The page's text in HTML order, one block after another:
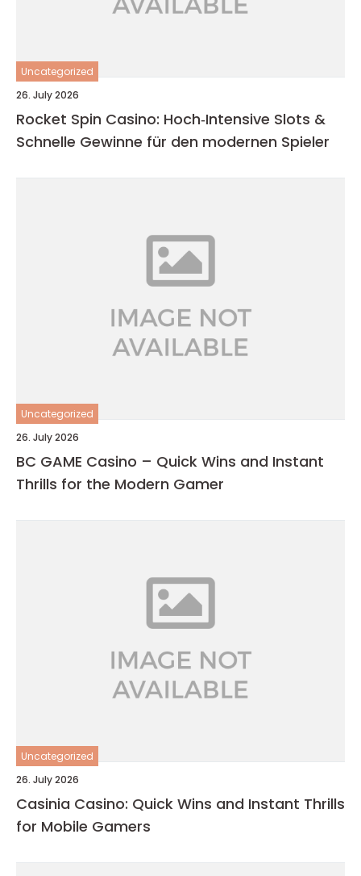
Uncategorized
26. July 2026
Rocket Spin Casino: Hoch‑Intensive Slots &
Schnelle Gewinne für den modernen Spieler
Uncategorized
26. July 2026
BC GAME Casino – Quick Wins and Instant
Thrills for the Modern Gamer
Uncategorized
26. July 2026
Casinia Casino: Quick Wins and Instant Thrills
for Mobile Gamers